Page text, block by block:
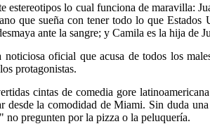
estereotipos lo cual funciona de maravilla:
que sueña con tener todo lo que
ante la sangre; y Camila es la hija
oficial que acusa de todos los
protagonistas.
cintas de comedia gore
desde la comodidad de Miami. Sin duda
no pregunten por la pizza o la peluquería.